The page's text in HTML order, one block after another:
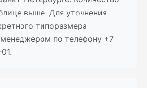
выше. Для уточнения
типоразмера
по телефону +7